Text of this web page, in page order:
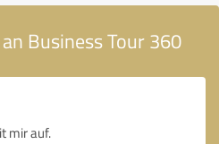
Business Tour 360